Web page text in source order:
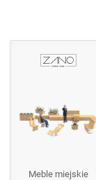
Meble miejskie